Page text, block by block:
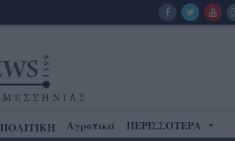
ΠΟΛΙΤΙΚΗ Αγροτικά ΠΕΡΙΣΣΟΤΕΡΑ